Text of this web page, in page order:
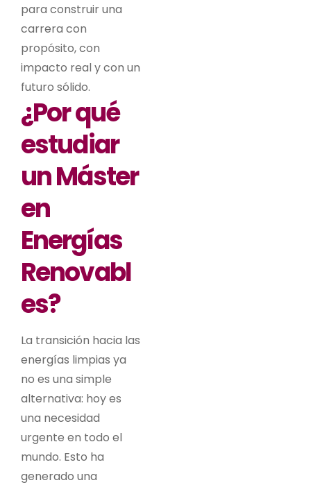
para construir una
carrera con
propósito, con
impacto real y con un
futuro sólido.
¿Por qué
estudiar
un Máster
en
Energías
Renovabl
es?
La transición hacia las
energías limpias ya
no es una simple
alternativa: hoy es
una necesidad
urgente en todo el
mundo. Esto ha
generado una